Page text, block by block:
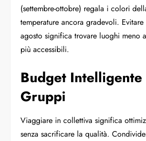
(settembre-ottobre) regala i colori
temperature ancora gradevoli.
agosto significa trovare luoghi meno
più accessibili.
Budget
Gruppi
Viaggiare in collettiva significa
senza sacrificare la qualità.